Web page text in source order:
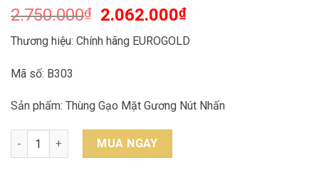
2.750.000₫ 2.062.000₫
Thương hiệu: Chính hãng EUROGOLD
Mã số: B303
Sản phẩm: Thùng Gạo Mặt Gương Nút Nhấn
THÙNG GẠO MẶT GƯƠNG NÚT NHẤN EUROGOLD B303 quantity
MUA NGAY